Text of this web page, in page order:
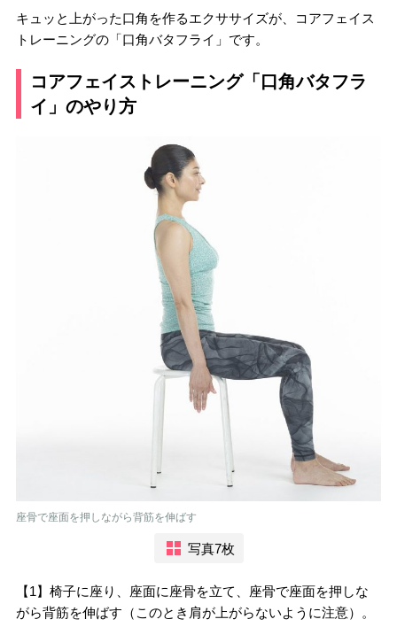
キュッと上がった口角を作るエクササイズが、コアフェイス
トレーニングの「口角バタフライ」です。
コアフェイストレーニング「口角バタフラ
イ」のやり方
座骨で座面を押しながら背筋を伸ばす
写真7枚
【1】椅子に座り、座面に座骨を立て、座骨で座面を押しな
がら背筋を伸ばす（このとき肩が上がらないように注意）。